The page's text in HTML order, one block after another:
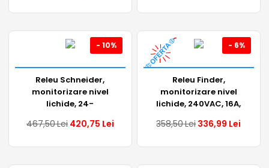
- 10%
Releu Schneider,
monitorizare nivel
lichide, 24-
RM35LM33MW
467,50Lei 420,75 Lei
- 6%
Releu Finder,
monitorizare nivel
lichide, 240VAC, 16A,
358,50Lei336,99 Lei